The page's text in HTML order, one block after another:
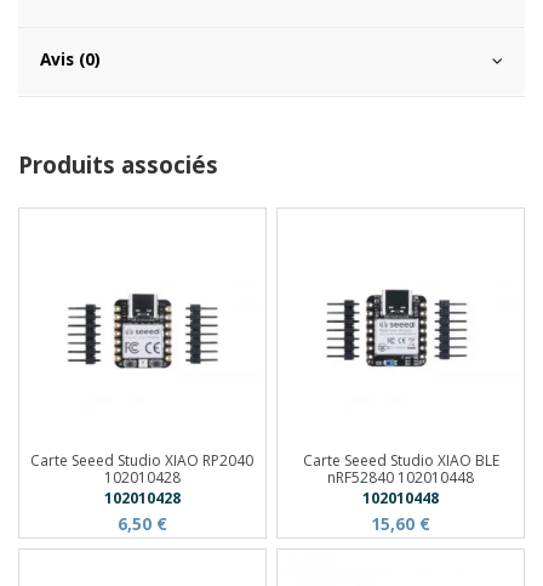
Avis (0)
Produits associés
Carte Seeed Studio XIAO RP2040
102010428
102010428
6,50 €
Carte Seeed Studio XIAO BLE
nRF52840 102010448
102010448
15,60 €